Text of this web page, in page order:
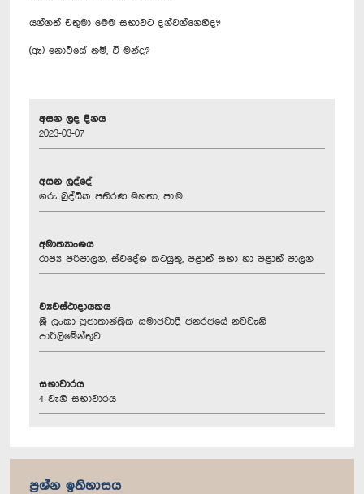
යන්නත් එතුමා මෙම සභාවට දන්වන්නෙහිද?
(ඈ) නොඑසේ නම්, ඒ මන්ද?
අසන ලද දිනය
2023-03-07
අසන ලද්දේ
ගරු බුද්ධික පතිරණ මහතා, පා.ම.
අමාත්‍යාංශය
රාජ්‍ය පරිපාලන, ස්වදේශ කටයුතු, පළාත් සභා හා පළාත් පාලන
ව්‍යවස්ථාදායකය
ශ්‍රී ලංකා ප්‍රජාතාන්ත්‍රික සමාජවාදී ජනරජයේ නවවැනි
පාර්ලිමේන්තුව
සභාවාරය
4 වැනි සභාවාරය
ප්‍රශ්න ඉතිහාසය